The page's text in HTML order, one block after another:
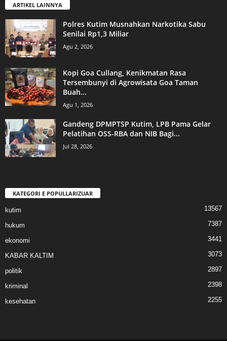
ARTIKEL LAINNYA
Polres Kutim Musnahkan Narkotika Sabu
Senilai Rp1,3 Miliar
Agu 2, 2026
Kopi Goa Cullang, Kenikmatan Rasa
Tersembunyi di Agrowisata Goa Taman
Buah...
Agu 1, 2026
Gandeng DPMPTSP Kutim, LPB Pama Gelar
Pelatihan OSS-RBA dan NIB Bagi...
Jul 28, 2026
KATEGORI E POPULLARIZUAR
kutim 13567
hukum 7387
ekonomi 3441
KABAR KALTIM 3073
politik 2897
kriminal 2398
kesehatan 2255